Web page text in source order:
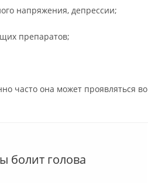
напряжения, депрессии;
препаратов;
часто она может проявляться во
болит голова